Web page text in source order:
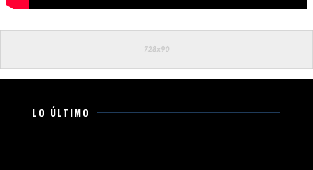
LO ÚLTIMO